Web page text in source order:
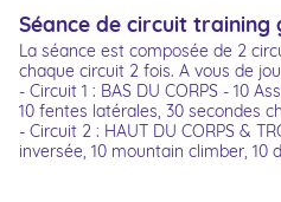
Séance de circuit training
La séance est composée de 2
chaque circuit 2 fois. A vous de
- Circuit 1 : BAS DU CORPS - 10
10 fentes latérales, 30 secondes
- Circuit 2 : HAUT DU CORPS &
inversée, 10 mountain climber, 10